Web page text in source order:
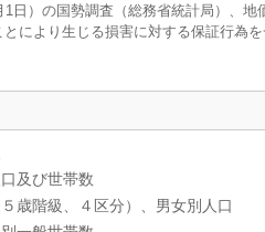
）の国勢調査（総務省統計局）、
により生じる損害に対する保証行為
及び世帯数
歳階級、４区分）、男女別人口